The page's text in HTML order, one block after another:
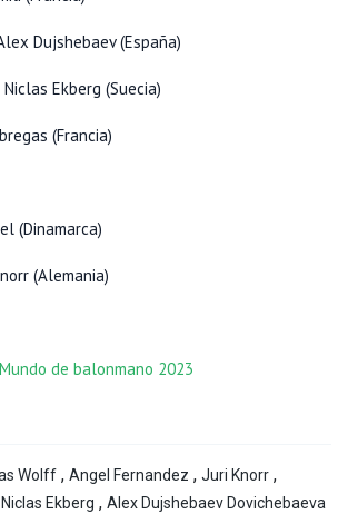
Dujshebaev (España)
Niclas Ekberg (Suecia)
(Francia)
(Dinamarca)
(Alemania)
de balonmano 2023
Wolff , Angel Fernandez , Juri Knorr ,
Niclas Ekberg , Alex Dujshebaev Dovichebaeva